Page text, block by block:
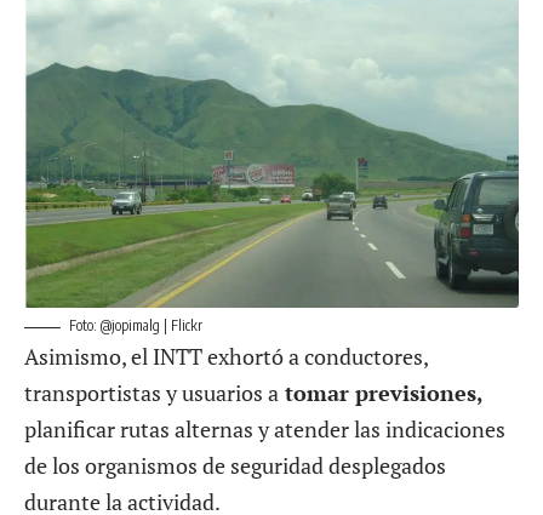
Foto: @jopimalg | Flickr
Asimismo, el INTT exhortó a conductores,
transportistas y usuarios a tomar previsiones,
planificar rutas alternas y atender las indicaciones
de los organismos de seguridad desplegados
durante la actividad.